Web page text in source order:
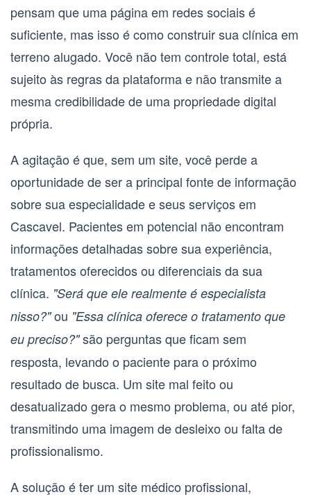
pensam que uma página em redes sociais é
suficiente, mas isso é como construir sua clínica em
terreno alugado. Você não tem controle total, está
sujeito às regras da plataforma e não transmite a
mesma credibilidade de uma propriedade digital
própria.
A agitação é que, sem um site, você perde a
oportunidade de ser a principal fonte de informação
sobre sua especialidade e seus serviços em
Cascavel. Pacientes em potencial não encontram
informações detalhadas sobre sua experiência,
tratamentos oferecidos ou diferenciais da sua
clínica. "Será que ele realmente é especialista
nisso?"ou "Essa clínica oferece o tratamento que
eu preciso?"são perguntas que ficam sem
resposta, levando o paciente para o próximo
resultado de busca. Um site mal feito ou
desatualizado gera o mesmo problema, ou até pior,
transmitindo uma imagem de desleixo ou falta de
profissionalismo.
A solução é ter um site médico profissional,